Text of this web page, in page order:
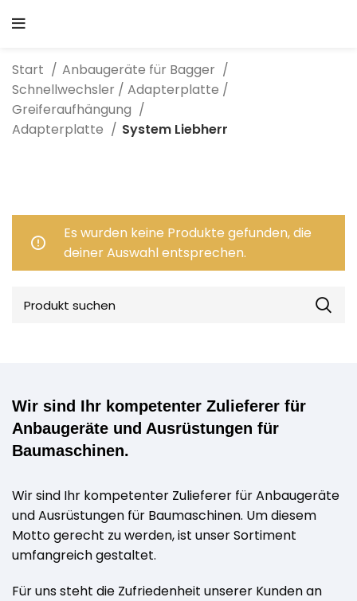
Start
Anbaugeräte für Bagger
Schnellwechsler / Adapterplatte /
Greiferaufhängung
Adapterplatte
System Liebherr
Es wurden keine Produkte gefunden, die
deiner Auswahl entsprechen.
Wir sind Ihr kompetenter Zulieferer für
Anbaugeräte und Ausrüstungen für
Baumaschinen.
Wir sind Ihr kompetenter Zulieferer für Anbaugeräte
und Ausrüstungen für Baumaschinen. Um diesem
Motto gerecht zu werden, ist unser Sortiment
umfangreich gestaltet.
Für uns steht die Zufriedenheit unserer Kunden an